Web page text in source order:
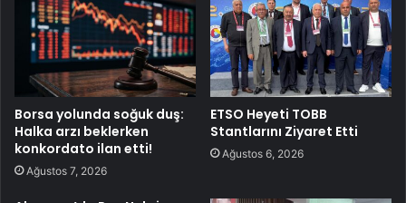
Borsa yolunda soğuk duş:
Halka arzı beklerken
konkordato ilan etti!
Ağustos 7, 2026
ETSO Heyeti TOBB
Stantlarını Ziyaret Etti
Ağustos 6, 2026